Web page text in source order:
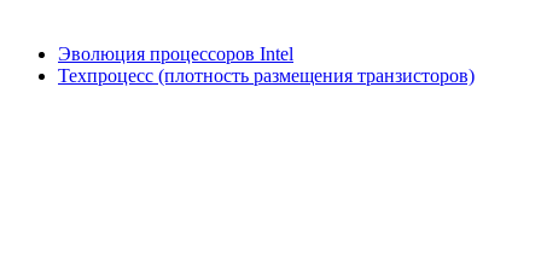
Эволюция процессоров Intel
Техпроцесс (плотность размещения транзисторов)